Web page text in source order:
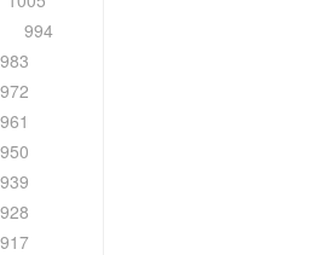
994
983
972
961
950
939
928
917